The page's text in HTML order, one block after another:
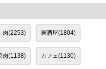
肉(2253) 居酒屋(1804)
肉(1138) カフェ(1130)